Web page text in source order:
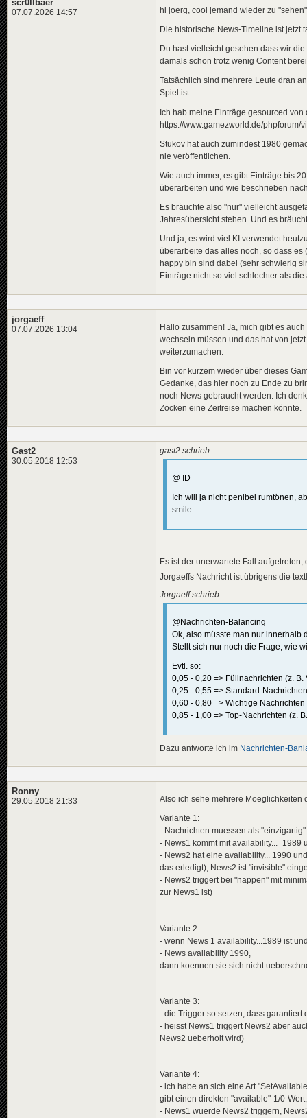
scr0llbaer
07.07.2026 14:57 hi joerg, cool jemand wieder zu
Die historische News-Timeline ist jetzt
Du hast vielleicht gesehen dass wir
damals schon trotz wenig Content
Tatsächlich sind mehrere Leute dran
Spiel ist.
Ich hab meine Einträge gesourced
https://www.gamezworld.de/
Stukov hat auch zumindest 1980
nie veröffentlichen.
Wie auch immer, es gibt Einträge bis
überarbeiten und wie beschrieben
Es bräuchte also "nur" vielleicht
Jahresübersicht stehen. Und es
Und ja, es wird viel KI verwendet
überarbeite das alles noch, so dass
happy bin sind dabei (sehr schwierig
Einträge nicht so viel schlechter als die
jorgaeff
07.07.2026 13:04
Hallo zusammen! Ja, mich gibt es
wechseln müssen und das hat von
weiterzumachen.
Bin vor kurzem wieder über dieses
Gedanke, das hier noch zu Ende zu
noch News gebraucht werden. Ich
Zocken eine Zeitreise machen könnte.
Gast2
30.05.2018 12:53
gast2 schrieb:
@ ID
Ich will ja nicht penibel rumtönen,
smile
Es ist der unerwartete Fall
Jorgaeffs Nachricht ist übrigens die
Jorgaeff schrieb:
@Nachrichten-Balancing
Ok, also müsste man nur innerhalb
Stellt sich nur noch die Frage, wie
Evtl. so:
0,05 - 0,20 => Füllnachrichten (z. B.
0,25 - 0,55 => Standard-
0,60 - 0,80 => Wichtige
0,85 - 1,00 => Top-Nachrichten (z.
Dazu antworte ich im Nachrichten-
Ronny
29.05.2018 21:33 Also ich sehe mehrere Moeglichkeiten
Variante 1:
- Nachrichten muessen als
- News1 kommt mit
- News2 hat eine availability... 1990
das erledigt), News2 ist "invisible"
- News2 triggert bei "happen" mit
zur News1 ist)
Variante 2:
- wenn News 1 availability...1989 ist
- News availability 1990,
dann koennen sie sich nicht
Variante 3:
- die Trigger so setzen, dass
- heisst News1 triggert News2 aber
News2 ueberholt wird)
Variante 4:
- ich habe an sich eine Art
gibt einen direkten "available"-1/0-
- News1 wuerde News2 triggern,